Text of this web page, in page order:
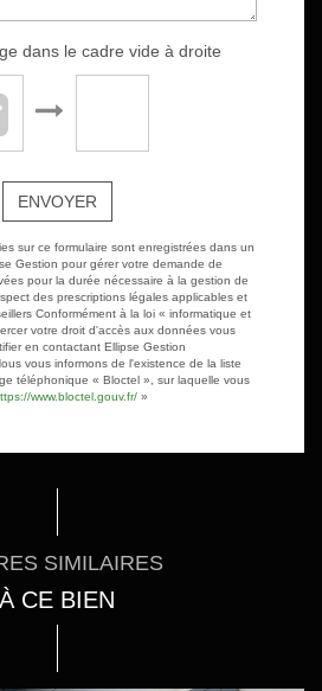
dans le cadre vide à droite
ENVOYER
sur ce formulaire sont enregistrées dans un
Gestion pour gérer votre demande de
pour la durée nécessaire à la gestion de
des prescriptions légales applicables et
Conformément à la loi « informatique et
votre droit d'accès aux données vous
en contactant Ellipse Gestion
vous informons de l'existence de la liste
téléphonique « Bloctel », sur laquelle vous
www.bloctel.gouv.fr/ »
SIMILAIRES
À CE BIEN